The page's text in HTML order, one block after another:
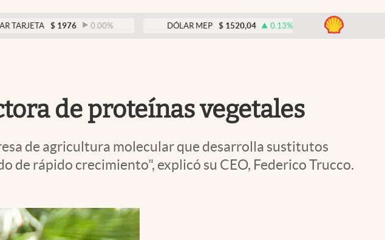
USA
$ 1976 0.00% DÓLAR MEP $ 1520,04 0.13% DÓLAR BNA
de proteínas vegetales
de agricultura molecular que desarrolla sustitutos
de rápido crecimiento", explicó su CEO, Federico Trucco.